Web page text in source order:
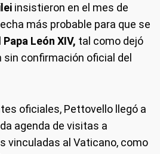
insistieron en el mes de
más probable para que se
Papa León XIV, tal como dejó
sin confirmación oficial del
oficiales, Pettovello llegó a
agenda de visitas a
vinculadas al Vaticano, como